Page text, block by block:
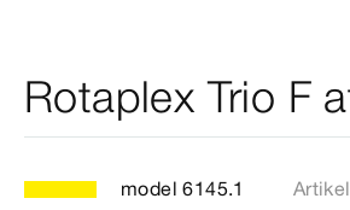
Rotaplex Trio F
model 6145.1